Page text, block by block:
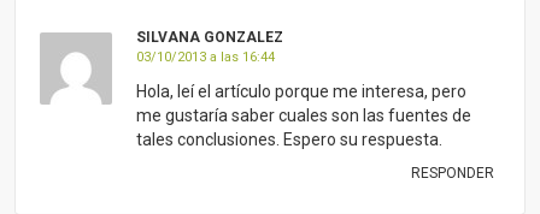
SILVANA GONZALEZ
03/10/2013 a las 16:44
Hola, leí el artículo porque me interesa, pero
me gustaría saber cuales son las fuentes de
tales conclusiones. Espero su respuesta.
RESPONDER